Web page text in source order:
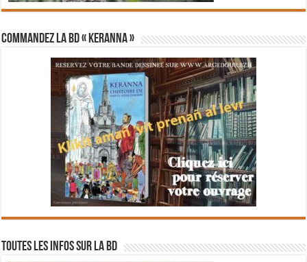
Commandez la BD « Keranna »
Toutes les infos sur la BD